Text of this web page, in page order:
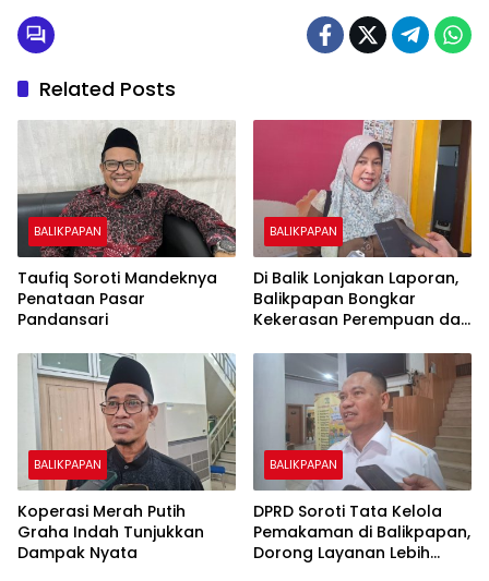
Related Posts
BALIKPAPAN
Taufiq Soroti Mandeknya
Penataan Pasar
Pandansari
BALIKPAPAN
Di Balik Lonjakan Laporan,
Balikpapan Bongkar
Kekerasan Perempuan dan
BALIKPAPAN
Koperasi Merah Putih
Graha Indah Tunjukkan
Dampak Nyata
BALIKPAPAN
DPRD Soroti Tata Kelola
Pemakaman di Balikpapan,
Dorong Layanan Lebih